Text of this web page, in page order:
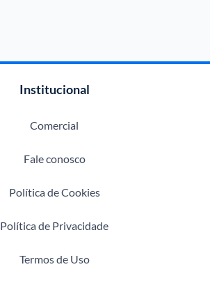
Institucional
Comercial
Fale conosco
Política de Cookies
Política de Privacidade
Termos de Uso